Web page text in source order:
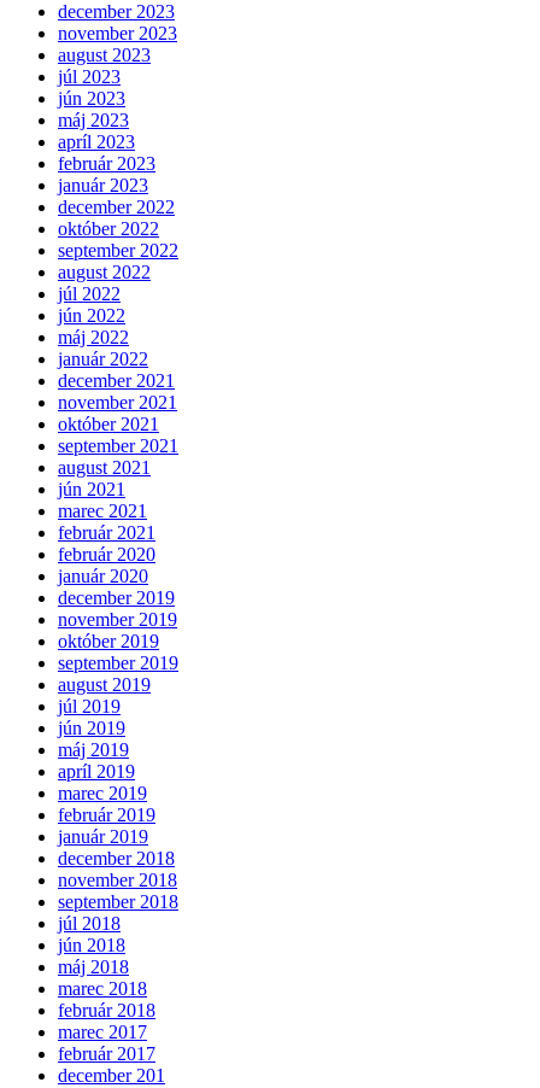
december 2023
november 2023
august 2023
júl 2023
jún 2023
máj 2023
apríl 2023
február 2023
január 2023
december 2022
október 2022
september 2022
august 2022
júl 2022
jún 2022
máj 2022
január 2022
december 2021
november 2021
október 2021
september 2021
august 2021
jún 2021
marec 2021
február 2021
február 2020
január 2020
december 2019
november 2019
október 2019
september 2019
august 2019
júl 2019
jún 2019
máj 2019
apríl 2019
marec 2019
február 2019
január 2019
december 2018
november 2018
september 2018
júl 2018
jún 2018
máj 2018
marec 2018
február 2018
marec 2017
február 2017
december 201